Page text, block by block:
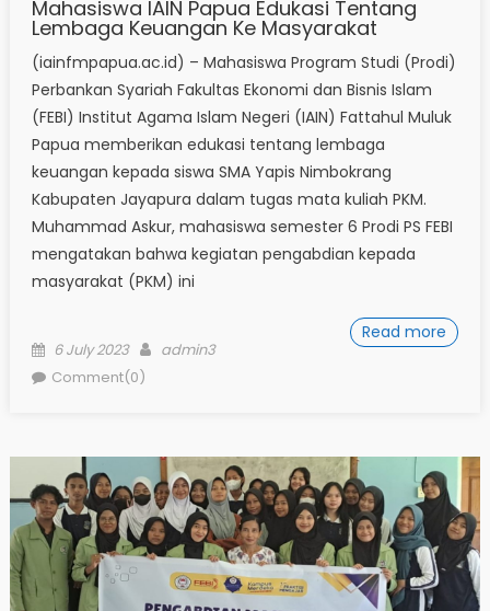
Mahasiswa IAIN Papua Edukasi Tentang
Lembaga Keuangan Ke Masyarakat
(iainfmpapua.ac.id) – Mahasiswa Program Studi (Prodi)
Perbankan Syariah Fakultas Ekonomi dan Bisnis Islam
(FEBI) Institut Agama Islam Negeri (IAIN) Fattahul Muluk
Papua memberikan edukasi tentang lembaga
keuangan kepada siswa SMA Yapis Nimbokrang
Kabupaten Jayapura dalam tugas mata kuliah PKM.
Muhammad Askur, mahasiswa semester 6 Prodi PS FEBI
mengatakan bahwa kegiatan pengabdian kepada
masyarakat (PKM) ini
Read more
Posted
on
6 July 2023 Author
admin3
Comment(0)